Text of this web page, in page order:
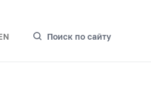
Поиск по сайту